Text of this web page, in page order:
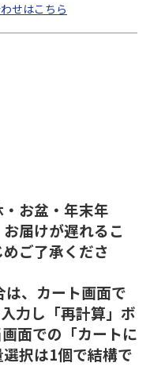
せはこちら
お盆・年末年
届けが遅れるこ
ご了承くださ
、カート画面で
力し「再計算」ボ
面での「カートに
択は1個で結構で